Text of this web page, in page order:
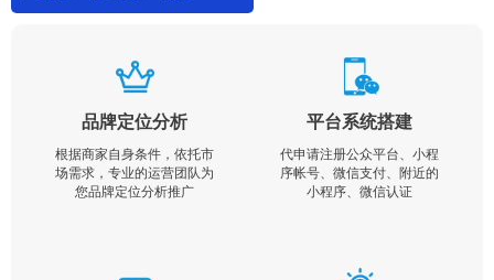
品牌定位分析
根据商家自身条件，依托市
场需求，专业的运营团队为
您品牌定位分析推广
平台系统搭建
代申请注册公众平台、小程
序帐号、微信支付、附近的
小程序、微信认证